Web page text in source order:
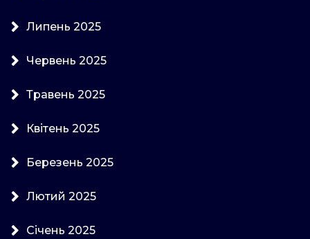
Липень 2025
Червень 2025
Травень 2025
Квітень 2025
Березень 2025
Лютий 2025
Січень 2025